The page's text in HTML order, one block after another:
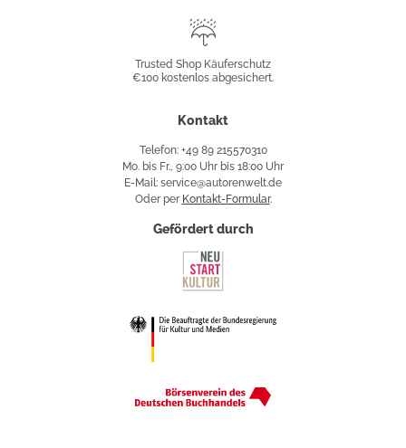
Käuferschutz
Trusted Shop Käuferschutz
€100 kostenlos abgesichert.
Kontakt
Telefon: +49 89 215570310
Mo. bis Fr., 9:00 Uhr bis 18:00 Uhr
E-Mail: service@autorenwelt.de
Oder per Kontakt-Formular.
Gefördert durch